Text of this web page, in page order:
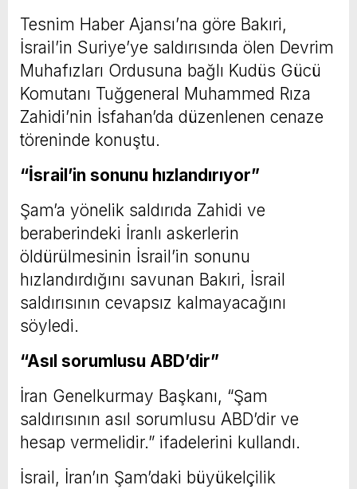
Tesnim Haber Ajansı’na göre Bakıri,
İsrail’in Suriye’ye saldırısında ölen Devrim
Muhafızları Ordusuna bağlı Kudüs Gücü
Komutanı Tuğgeneral Muhammed Rıza
Zahidi’nin İsfahan’da düzenlenen cenaze
töreninde konuştu.
“İsrail’in sonunu hızlandırıyor”
Şam’a yönelik saldırıda Zahidi ve
beraberindeki İranlı askerlerin
öldürülmesinin İsrail’in sonunu
hızlandırdığını savunan Bakıri, İsrail
saldırısının cevapsız kalmayacağını
söyledi.
“Asıl sorumlusu ABD’dir”
İran Genelkurmay Başkanı, “Şam
saldırısının asıl sorumlusu ABD’dir ve
hesap vermelidir.” ifadelerini kullandı.
İsrail, İran’ın Şam’daki büyükelçilik